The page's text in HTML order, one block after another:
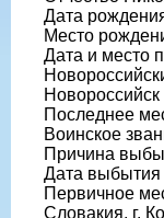
Дата
Место
Дата и место
Новороссийск
Последнее
Воинское
Причина
Дата выбытия
Первичное
Словакия, г.